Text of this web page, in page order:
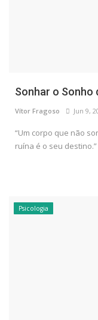
Sonhar o Sonho
Vítor Fragoso Jun 9,
“Um corpo que não
ruína é o seu
Psicologia